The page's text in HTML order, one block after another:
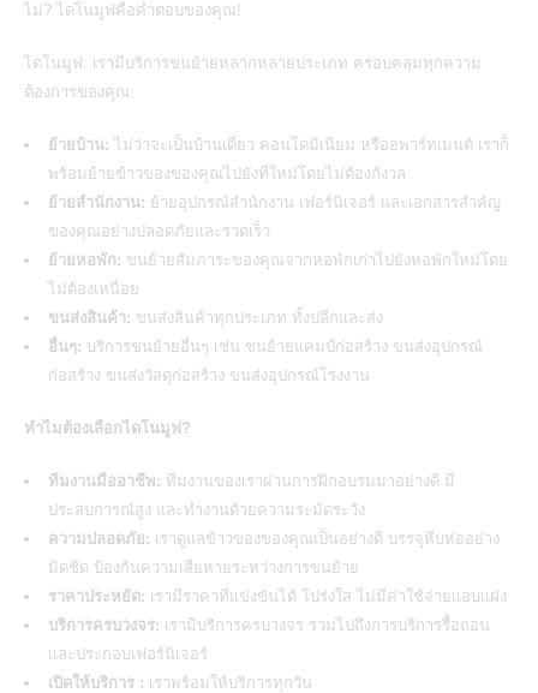
ไม่? ไดโนมูฟคือคำตอบของคุณ!
ไดโนมูฟ: เรามีบริการขนย้ายหลากหลายประเภท ครอบคลุมทุกความ
ต้องการของคุณ:
ย้ายบ้าน: ไม่ว่าจะเป็นบ้านเดี่ยว คอนโดมิเนียม หรืออพาร์ทเมนต์ เราก็
พร้อมย้ายข้าวของของคุณไปยังที่ใหม่โดยไม่ต้องกังวล
ย้ายสำนักงาน: ย้ายอุปกรณ์สำนักงาน เฟอร์นิเจอร์ และเอกสารสำคัญ
ของคุณอย่างปลอดภัยและรวดเร็ว
ย้ายหอพัก: ขนย้ายสัมภาระของคุณจากหอพักเก่าไปยังหอพักใหม่โดย
ไม่ต้องเหนื่อย
ขนส่งสินค้า: ขนส่งสินค้าทุกประเภท ทั้งปลีกและส่ง
อื่นๆ: บริการขนย้ายอื่นๆ เช่น ขนย้ายแคมป์ก่อสร้าง ขนส่งอุปกรณ์
ก่อสร้าง ขนส่งวัสดุก่อสร้าง ขนส่งอุปกรณ์โรงงาน
ทำไมต้องเลือกไดโนมูฟ?
ทีมงานมืออาชีพ: ทีมงานของเราผ่านการฝึกอบรมมาอย่างดี มี
ประสบการณ์สูง และทำงานด้วยความระมัดระวัง
ความปลอดภัย: เราดูแลข้าวของของคุณเป็นอย่างดี บรรจุหีบห่ออย่าง
มิดชิด ป้องกันความเสียหายระหว่างการขนย้าย
ราคาประหยัด: เรามีราคาที่แข่งขันได้ โปร่งใส ไม่มีค่าใช้จ่ายแอบแฝง
บริการครบวงจร: เรามีบริการครบวงจร รวมไปถึงการบริการรื้อถอน
และประกอบเฟอร์นิเจอร์
เปิดให้บริการ : เราพร้อมให้บริการทุกวัน